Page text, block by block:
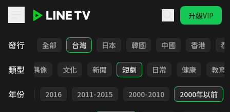
升級VIP
發行 全部 台灣 日本 韓國 中國 香港 泰
類型
歌唱 偶像 文化 新聞 短劇 日常 健康 教育
年份
2017 2016 2011-2015 2000-2010 2000年以前